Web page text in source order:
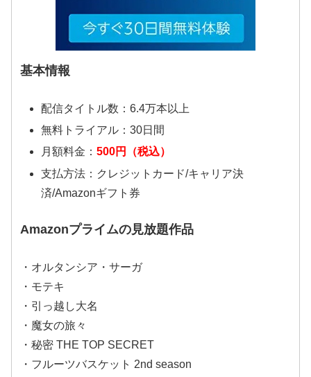
基本情報
配信タイトル数：6.4万本以上
無料トライアル：30日間
月額料金： 500円（税込）
支払方法：クレジットカード/キャリア決
済/Amazonギフト券
Amazonプライムの見放題作品
・オルタンシア・サーガ
・モテキ
・引っ越し大名
・魔女の旅々
・秘密 THE TOP SECRET
・フルーツバスケット 2nd season